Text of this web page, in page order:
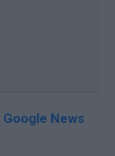
Google News